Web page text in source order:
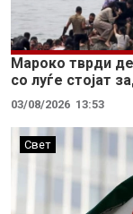
Мароко тврди
со луѓе стојат
03/08/2026 13:53
Свет